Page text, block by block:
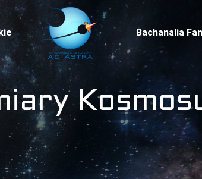
Bachanalia